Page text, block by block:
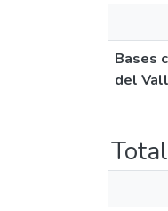
Bases
del